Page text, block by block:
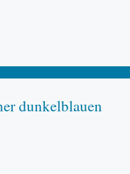
dunkelblauen